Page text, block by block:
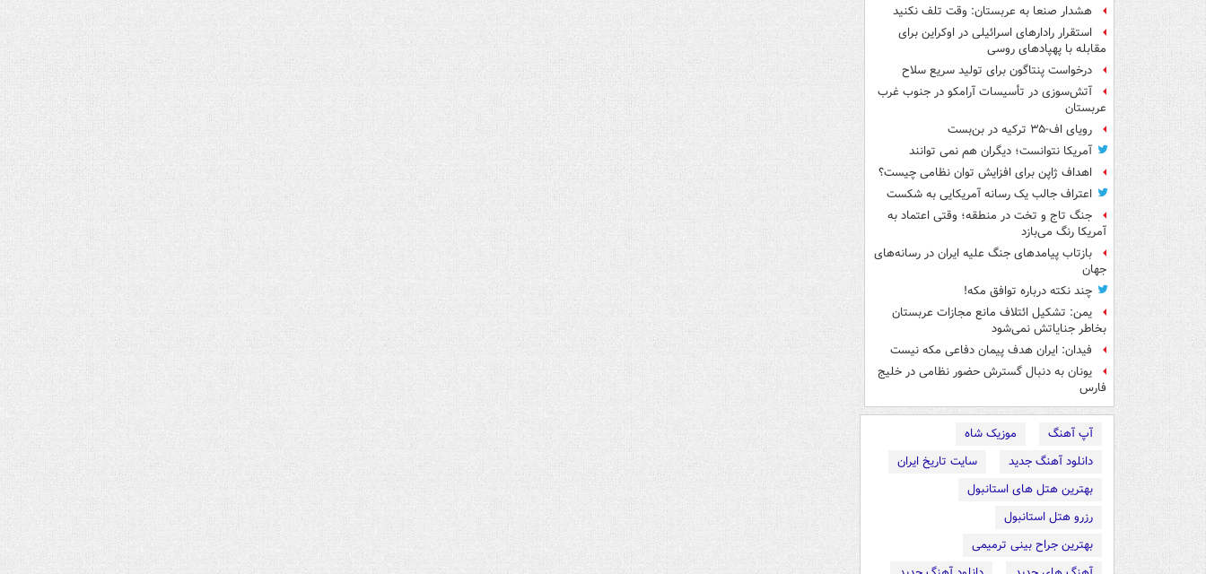
هشدار صنعا به عربستان: وقت تلف نکنید
استقرار رادارهای اسرائیلی در اوکراین برای
مقابله با پهپادهای روسی
درخواست پنتاگون برای تولید سریع سلاح
آتش‌سوزی در تأسیسات آرامکو در جنوب غرب
عربستان
رویای اف-۳۵ ترکیه در بن‌بست
آمریکا نتوانست؛ دیگران هم نمی توانند
اهداف ژاپن برای افزایش توان نظامی چیست؟
اعتراف جالب یک رسانه آمریکایی به شکست
جنگ تاج و تخت در منطقه؛ وقتی اعتماد به
آمریکا رنگ می‌بازد
بازتاب پیامدهای جنگ علیه ایران در رسانه‌های
جهان
چند نکته درباره توافق مکه!
یمن: تشکیل ائتلاف مانع مجازات عربستان
بخاطر جنایاتش نمی‌شود
فیدان: ایران هدف پیمان دفاعی مکه نیست
یونان به دنبال گسترش حضور نظامی در خلیج
فارس
آپ آهنگ
موزیک شاه
دانلود آهنگ جدید
سایت تاریخ ایران
بهترین هتل های استانبول
رزرو هتل استانبول
بهترین جراح بینی ترمیمی